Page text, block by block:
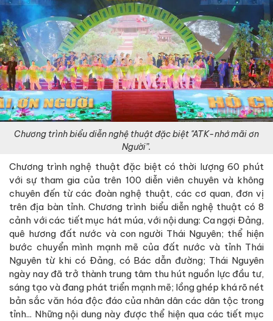
Chương trình biểu diễn nghệ thuật đặc biệt "ATK-nhớ mãi ơn
Người”.
Chương trình nghệ thuật đặc biệt có thời lượng 60 phút
với sự tham gia của trên 100 diễn viên chuyên và không
chuyên đến từ các đoàn nghệ thuật, các cơ quan, đơn vị
trên địa bàn tỉnh. Chương trình biểu diễn nghệ thuật có 8
cảnh với các tiết mục hát múa, với nội dung: Ca ngợi Đảng,
quê hương đất nước và con người Thái Nguyên; thể hiện
bước chuyển mình mạnh mẽ của đất nước và tỉnh Thái
Nguyên từ khi có Đảng, có Bác dẫn đường; Thái Nguyên
ngày nay đã trở thành trung tâm thu hút nguồn lực đầu tư,
sáng tạo và đang phát triển mạnh mẽ; lồng ghép khá rõ nét
bản sắc văn hóa độc đáo của nhân dân các dân tộc trong
tỉnh... Những nội dung này được thể hiện qua các tiết mục